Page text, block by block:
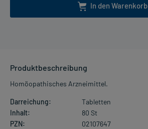
In den Warenkorb
Produktbeschreibung
Homöopathisches Arzneimittel.
Darreichung:
Tabletten
Inhalt:
80 St
PZN:
02107647